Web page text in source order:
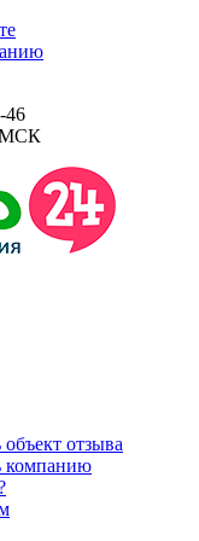
46
МСК
отзыва
компанию